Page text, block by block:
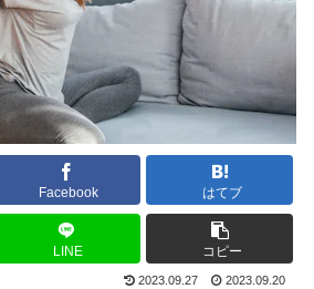
Facebook はてブ
LINE コピー
2023.09.27 2023.09.20